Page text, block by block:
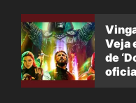
Veja
de